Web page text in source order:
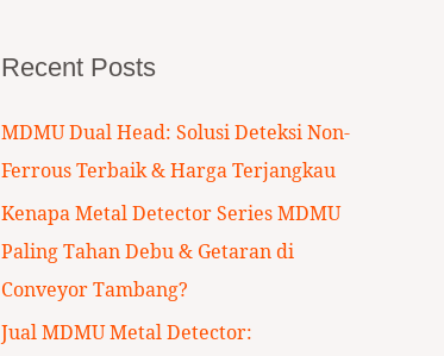
r
c
h
Recent Posts
MDMU Dual Head: Solusi Deteksi Non-
Ferrous Terbaik & Harga Terjangkau
Kenapa Metal Detector Series MDMU
Paling Tahan Debu & Getaran di
Conveyor Tambang?
Jual MDMU Metal Detector: